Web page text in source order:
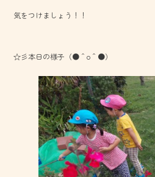
気をつけましょう！！
☆彡本日の様子（●＾o＾●）